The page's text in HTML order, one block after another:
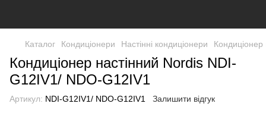
Каталог Кондиціонери Настінні кондиціонери
Кондиціонер настінний Nordis NDI-
G12IV1/ NDO-G12IV1
Артикул: NDI-G12IV1/ NDO-G12IV1 Залишити відгук